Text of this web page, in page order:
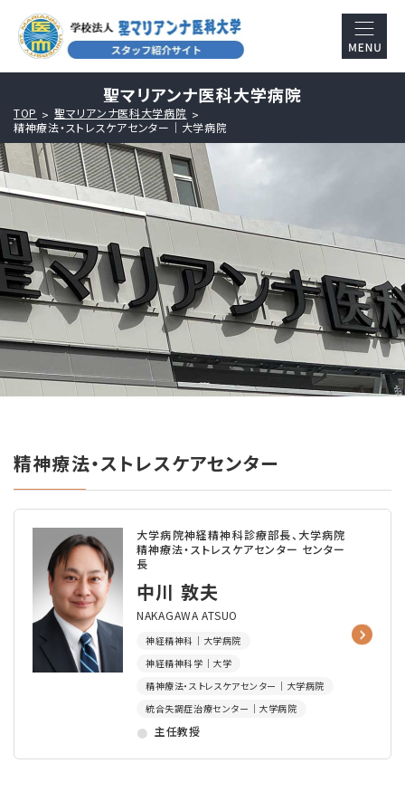
聖マリアンナ医科大学病院
TOP
聖マリアンナ医科大学病院
精神療法・ストレスケアセンター｜大学病院
精神療法・ストレスケアセンター
大学病院神経精神科診療部長、大学病院
精神療法・ストレスケアセンター センター
長
中川 敦夫
NAKAGAWA ATSUO
神経精神科｜大学病院
神経精神科学｜大学
精神療法・ストレスケアセンター｜大学病院
統合失調症治療センター｜大学病院
主任教授